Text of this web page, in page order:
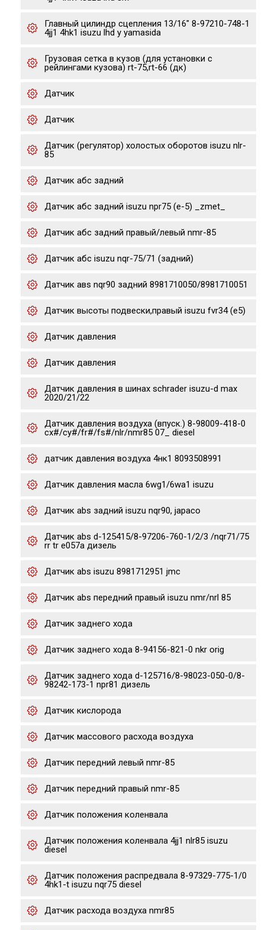
Главный цилиндр сцепления 13/16" 8-97210-748-1
4jj1 4hk1 isuzu lhd y yamasida
Грузовая сетка в кузов (для установки с
рейлингами кузова) rt-75,rt-66 (дк)
Датчик
Датчик
Датчик (регулятор) холостых оборотов isuzu nlr-
85
Датчик абс задний
Датчик абс задний isuzu npr75 (е-5) _zmet_
Датчик абс задний правый/левый nmr-85
Датчик абс isuzu nqr-75/71 (задний)
Датчик авs nqr90 задний 8981710050/8981710051
Датчик высоты подвески,правый isuzu fvr34 (e5)
Датчик давления
Датчик давления
Датчик давления в шинах schrader isuzu-d max
2020/21/22
Датчик давления воздуха (впуск.) 8-98009-418-0
cx#/cy#/fr#/fs#/nlr/nmr85 07_ diesel
датчик давления воздуха 4нк1 8093508991
Датчик давления масла 6wg1/6wa1 isuzu
Датчик abs задний isuzu nqr90, japaco
Датчик abs d-125415/8-97206-760-1/2/3 /nqr71/75
rr tr e057a дизель
Датчик abs isuzu 8981712951 jmc
Датчик abs передний правый isuzu nmr/nrl 85
Датчик заднего хода
Датчик заднего хода 8-94156-821-0 nkr orig
Датчик заднего хода d-125716/8-98023-050-0/8-
98242-173-1 npr81 дизель
Датчик кислорода
Датчик массового расхода воздуха
Датчик передний левый nmr-85
Датчик передний правый nmr-85
Датчик положения коленвала
Датчик положения коленвала 4jj1 nlr85 isuzu
diesel
Датчик положения распредвала 8-97329-775-1/0
4hk1-t isuzu nqr75 diesel
Датчик расхода воздуха nmr85